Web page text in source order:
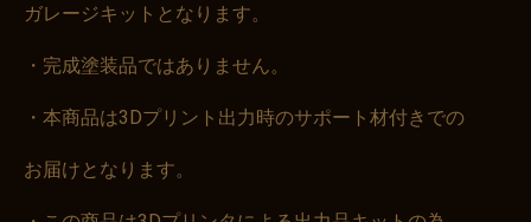
ガレージキットとなります。
・完成塗装品ではありません。
・本商品は3Dプリント出力時のサポート材付きでの
お届けとなります。